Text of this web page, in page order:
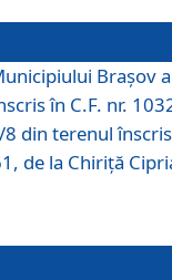
Braşov a
în C.F. nr.
8 din terenul
de la Chiriță